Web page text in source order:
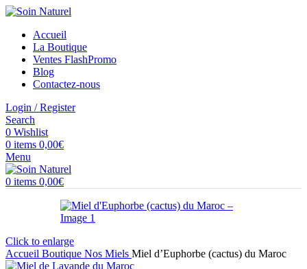
Accueil
La Boutique
Ventes FlashPromo
Blog
Contactez-nous
Login / Register
Search
0 Wishlist
0 items 0,00€
Menu
0 items 0,00€
Click to enlarge
Accueil Boutique Nos Miels Miel d’Euphorbe (cactus) du Maroc